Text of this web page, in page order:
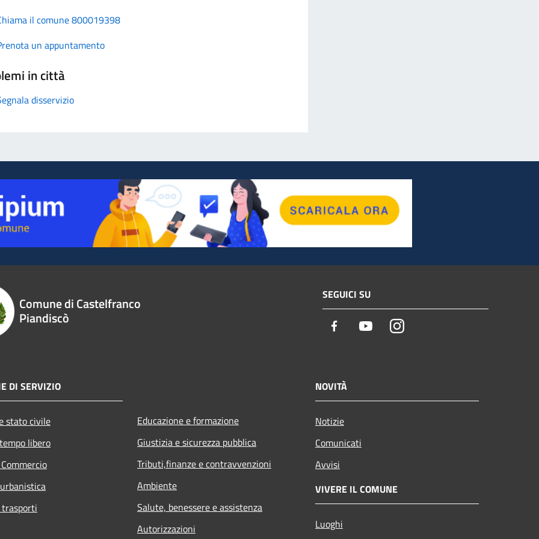
il comune 800019398
un appuntamento
in città
disservizio
Comune di Castelfranco
Piandiscò
SEGUICI SU
Facebook YoutubeInstagram
DI SERVIZIO
stato civile
libero
Educazione e formazione
Giustizia e sicurezza pubblica
Tributi,finanze e contravvenzioni
Ambiente
Salute, benessere e assistenza
Autorizzazioni
NOVITÀ
Notizie
Comunicati
Avvisi
VIVERE IL COMUNE
Luoghi